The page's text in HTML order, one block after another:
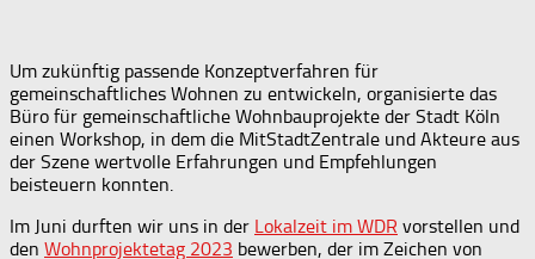
Um zukünftig passende Konzeptverfahren für
gemeinschaftliches Wohnen zu entwickeln, organisierte das
Büro für gemeinschaftliche Wohnbauprojekte der Stadt Köln
einen Workshop, in dem die MitStadtZentrale und Akteure aus
der Szene wertvolle Erfahrungen und Empfehlungen
beisteuern konnten.
Im Juni durften wir uns in der Lokalzeit im WDR vorstellen und
den Wohnprojektetag 2023 bewerben, der im Zeichen von